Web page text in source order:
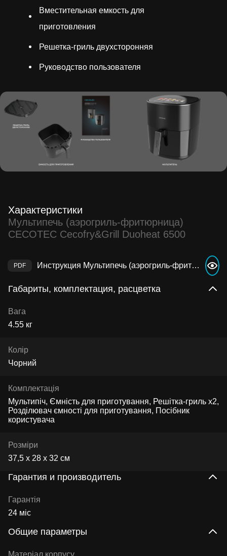
Вместительная емкость для
приготовления
Решетка-гриль двухсторонняя
Руководство пользователя
Характеристики
Мультипечь (аэрогриль-фритюрница)
CECOTEC Cecofry&Grill Duoheat 6500
Инструкция Мультипечь (аэрогриль-фритюрница) CECOTEC Cecofry&Grill Duoheat 6500
Габариты, комплектация, расцветка
Вага
4.55 кг
Колір
Чорний
Комплектація
Мультипіч, Ємність для приготування, Решітка-гриль х2,
Розділювач ємності для приготування, Посібник
користувача
Розміри
37,5 х 28 х 32 см
Гарантия и производитель
Гарантія
24 міс
Общие параметры